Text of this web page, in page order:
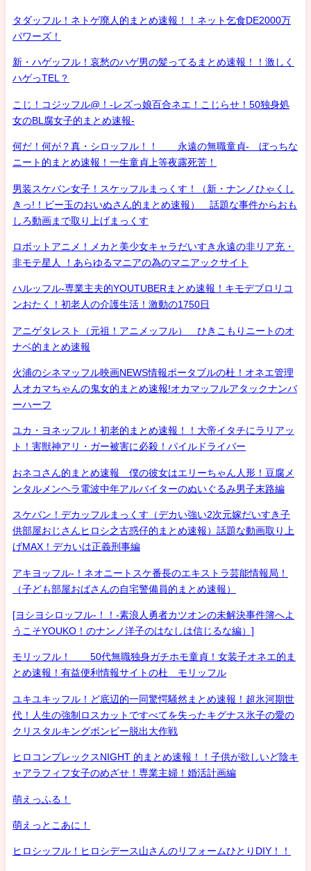
タダッフル！ネトゲ廃人的まとめ速報！！ネット乞食DE2000万
パワーズ！
新・ハゲッフル！哀愁のハゲ男の髪ってるまとめ速報！！激しく
ハゲっTEL？
こじ！コジッフル@！-レズっ娘百合ネエ！こじらせ！50独身処
女のBL腐女子的まとめ速報-
何だ！何が？真・シロッフル！！ 永遠の無職童貞- ぼっちな
ニート的まとめ速報！一生童貞上等夜露死苦！
男装スケバン女子！スケッフルまっくす！（新・ナンノひゃくし
きっ!！ビー玉のおいぬさん的まとめ速報） 話題な事件からおも
しろ動画まで取り上げまっくす
ロボットアニメ！メカと美少女キャラだいすき永遠の非リア充・
非モテ星人 ！あらゆるマニアの為のマニアックサイト
ハルッフル-専業主夫的YOUTUBERまとめ速報！キモデブロリコ
ンおたく！初老人の介護生活！激動の1750日
アニゲタレスト（元祖！アニメッフル） ひきこもりニートのオ
ナベ的まとめ速報
火浦のシネマッフル映画NEWS情報ポータブルの杜！オネエ管理
人オカマちゃんの鬼女的まとめ速報!オカマッフルアタックナンバ
ーハーフ
ユカ・ヨネッフル！初老的まとめ速報！！大帝イタチにラリアッ
ト！害獣神アリ・ガー被害に必殺！パイルドライバー
おネコさん的まとめ速報 僕の彼女はエリーちゃん人形！豆腐メ
ンタルメンヘラ電波中年アルバイターのぬいぐるみ男子末路編
スケバン！デカッフルまっくす（デカい強い2次元嫁だいすき子
供部屋おじさんヒロシ之古惑仔的まとめ速報）話題な動画取り上
げMAX！デカいは正義刑事編
アキヨッフル-！ネオニートスケ番長のエキストラ芸能情報局！
（子ども部屋おばさんの自宅警備員的まとめ速報）
[ヨシヨシロッフル-！！-素浪人勇者カツオンの未解決事件簿へよ
うこそYOUKO！のナンノ洋子のはなしは信じるな編）]
モリッフル！ 50代無職独身ガチホモ童貞！女装子オネエ的ま
とめ速報！有益便利情報サイトの杜 モリッフル
ユキユキッフル！ど底辺的一同驚愕騒然まとめ速報！超氷河期世
代！人生の強制ロスカットですべてを失ったキグナス氷子の愛の
クリスタルキングボンビー脱出大作戦
ヒロコンプレックスNIGHT 的まとめ速報！！子供が欲しいど陰キ
ャアラフィフ女子のめざせ！専業主婦！婚活計画編
萌えっふる！
萌えっとこあに！
ヒロシッフル！ヒロシデース山さんのリフォームひとりDIY！！